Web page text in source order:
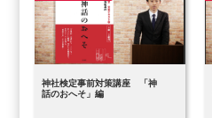
神社検定事前対策講座 「神
話のおへそ」編